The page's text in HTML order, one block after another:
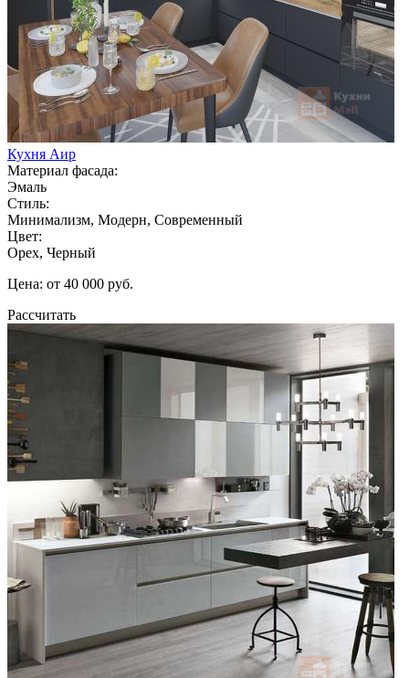
Кухня Аир
Материал фасада:
Эмаль
Стиль:
Минимализм, Модерн, Современный
Цвет:
Орех, Черный
Цена: от 40 000 руб.
Рассчитать